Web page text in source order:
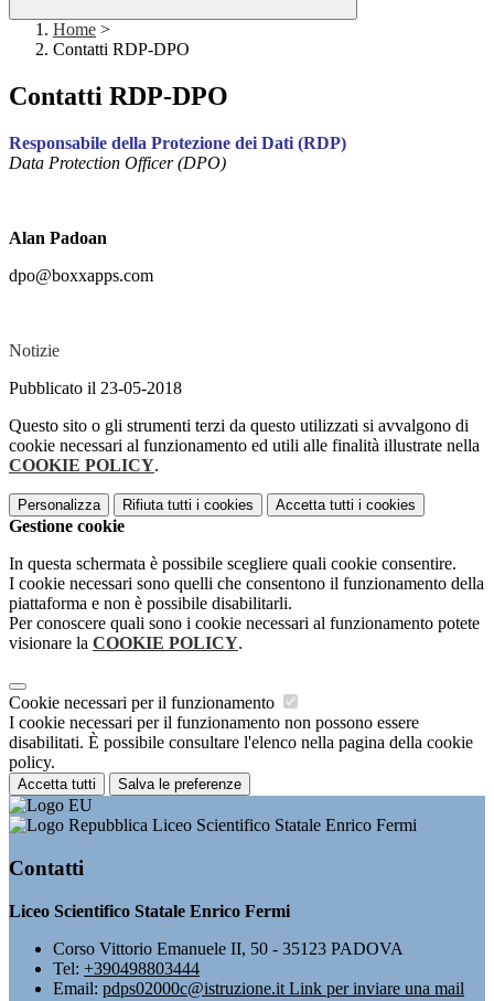
Home >
Contatti RDP-DPO
Contatti RDP-DPO
Responsabile della Protezione dei Dati (RDP)
Data Protection Officer (DPO)
Alan Padoan
dpo@boxxapps.com
Notizie
Pubblicato il 23-05-2018
Questo sito o gli strumenti terzi da questo utilizzati si avvalgono di
cookie necessari al funzionamento ed utili alle finalità illustrate nella
COOKIE POLICY.
Personalizza Rifiuta tutti i cookies Accetta tutti i cookies
Gestione cookie
In questa schermata è possibile scegliere quali cookie consentire.
I cookie necessari sono quelli che consentono il funzionamento della
piattaforma e non è possibile disabilitarli.
Per conoscere quali sono i cookie necessari al funzionamento potete
visionare la COOKIE POLICY.
Cookie necessari per il funzionamento
I cookie necessari per il funzionamento non possono essere
disabilitati. È possibile consultare l'elenco nella pagina della cookie
policy.
Accetta tutti Salva le preferenze
Liceo Scientifico Statale Enrico Fermi
Contatti
Liceo Scientifico Statale Enrico Fermi
Corso Vittorio Emanuele II, 50 - 35123 PADOVA
Tel: +390498803444
Email: pdps02000c@istruzione.it Link per inviare una mail